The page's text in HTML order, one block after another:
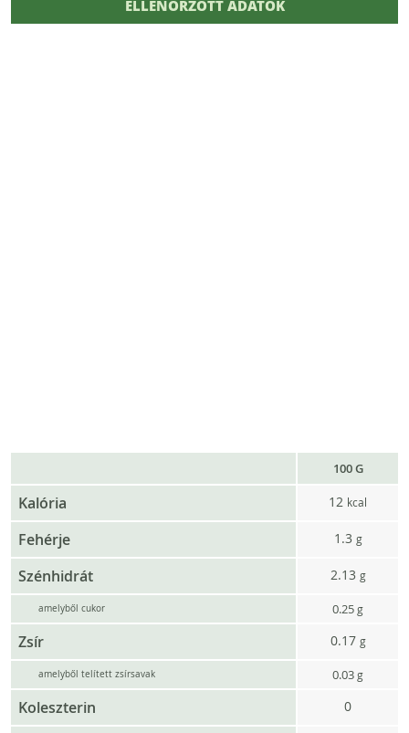
ELLENŐRZÖTT ADATOK
100 G
Kalória 12 kcal
Fehérje 1.3 g
Szénhidrát 2.13 g
amelyből cukor 0.25g
Zsír 0.17 g
amelyből telített zsírsavak 0.03g
Koleszterin 0